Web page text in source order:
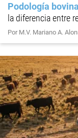
Podología bovina
la diferencia entre
Por M.V. Mariano A.